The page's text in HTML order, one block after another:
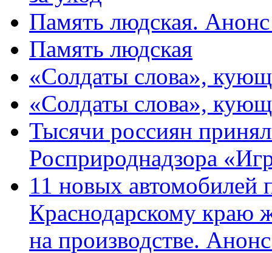
Память людская.
Память людская
«Солдаты слова»,
«Солдаты слова»,
Тысячи россиян
Росприроднадзора
11 новых автомобилей
Краснодарскому краю
на производстве.